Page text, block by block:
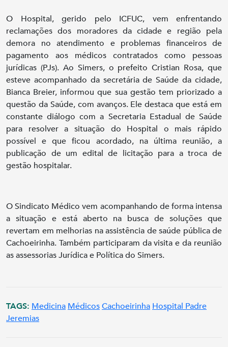
O Hospital, gerido pelo ICFUC, vem enfrentando
reclamações dos moradores da cidade e região pela
demora no atendimento e problemas financeiros de
pagamento aos médicos contratados como pessoas
jurídicas (PJs). Ao Simers, o prefeito Cristian Rosa, que
esteve acompanhado da secretária de Saúde da cidade,
Bianca Breier, informou que sua gestão tem priorizado a
questão da Saúde, com avanços. Ele destaca que está em
constante diálogo com a Secretaria Estadual de Saúde
para resolver a situação do Hospital o mais rápido
possível e que ficou acordado, na última reunião, a
publicação de um edital de licitação para a troca de
gestão hospitalar.
O Sindicato Médico vem acompanhando de forma intensa
a situação e está aberto na busca de soluções que
revertam em melhorias na assistência de saúde pública de
Cachoeirinha. Também participaram da visita e da reunião
as assessorias Jurídica e Política do Simers.
TAGS: Medicina MédicosCachoeirinha Hospital Padre
Jeremias